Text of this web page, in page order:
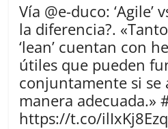
Vía @e-duco: ‘Agile’
la diferencia?. «Tanto
‘lean’ cuentan con
útiles que pueden
conjuntamente si se
manera adecuada.»
https://t.co/ilIxKj8Ezq